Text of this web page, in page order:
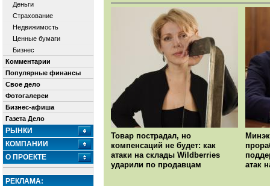
Деньги
Страхование
Недвижимость
Ценные бумаги
Бизнес
Комментарии
Популярные финансы
Свое дело
Фотогалереи
Бизнес-афиша
Газета Дело
РЫНКИ
КОМПАНИИ
О ПРОЕКТЕ
РЕКЛАМА:
Товар пострадал, но
компенсаций не будет: как
атаки на склады Wildberries
ударили по продавцам
атак